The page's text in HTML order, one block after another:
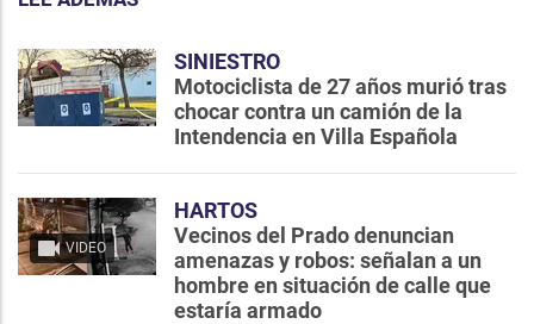
SINIESTRO
Motociclista de 27 años murió tras
chocar contra un camión de la
Intendencia en Villa Española
VIDEO
HARTOS
Vecinos del Prado denuncian
amenazas y robos: señalan a un
hombre en situación de calle que
estaría armado